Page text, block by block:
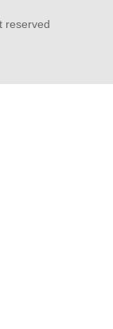
reserved